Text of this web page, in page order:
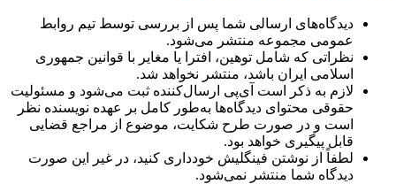
دیدگاه‌های ارسالی شما پس از بررسی توسط تیم روابط
عمومی مجموعه منتشر می‌شود.
نظراتی که شامل توهین، افترا یا مغایر با قوانین جمهوری
اسلامی ایران باشد، منتشر نخواهد شد.
لازم به ذکر است آی‌پی ارسال‌کننده ثبت می‌شود و مسئولیت
حقوقی محتوای دیدگاه‌ها به‌طور کامل بر عهده نویسنده نظر
است و در صورت طرح شکایت، موضوع از مراجع قضایی
قابل پیگیری خواهد بود.
لطفاً از نوشتن فینگلیش خودداری کنید، در غیر این صورت
دیدگاه شما منتشر نمی‌شود.